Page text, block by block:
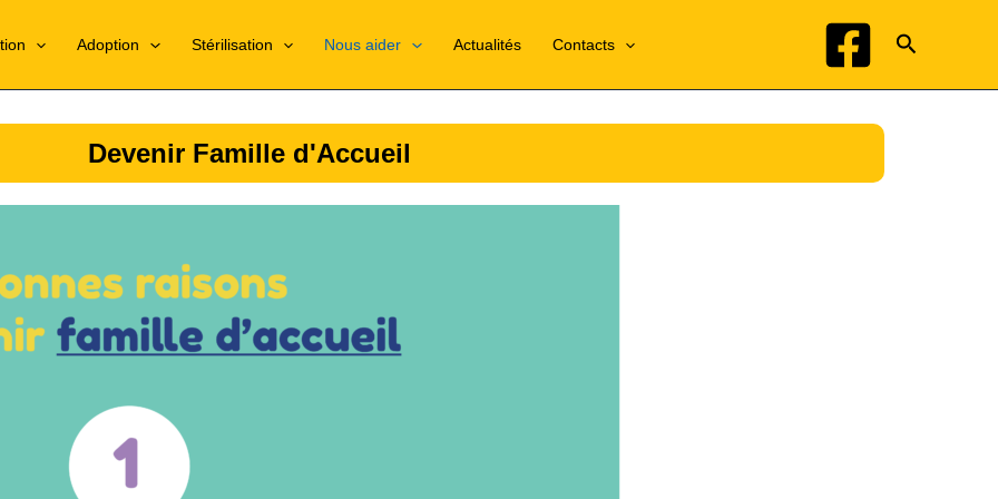
Adoption Stérilisation Nous aider Actualités Contacts
Devenir Famille d'Accueil